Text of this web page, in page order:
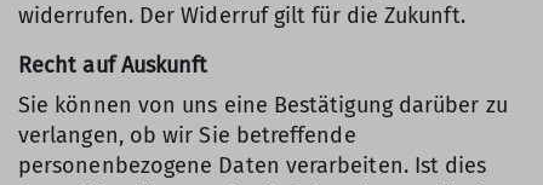
widerrufen. Der Widerruf gilt für die Zukunft.
Recht auf Auskunft
Sie können von uns eine Bestätigung darüber zu
verlangen, ob wir Sie betreffende
personenbezogene Daten verarbeiten. Ist dies